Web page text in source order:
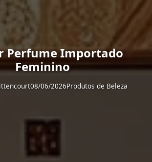
Perfume Importado
Feminino
08/06/2026Produtos de Beleza